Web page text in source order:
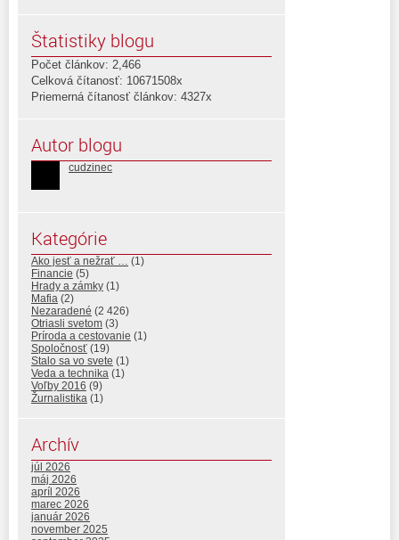
Štatistiky blogu
Počet článkov: 2,466
Celková čítanosť: 10671508x
Priemerná čítanosť článkov: 4327x
Autor blogu
cudzinec
Kategórie
Ako jesť a nežrať … (1)
Financie (5)
Hrady a zámky (1)
Mafia (2)
Nezaradené (2 426)
Otriasli svetom (3)
Príroda a cestovanie (1)
Spoločnosť (19)
Stalo sa vo svete (1)
Veda a technika (1)
Voľby 2016 (9)
Žurnalistika (1)
Archív
júl 2026
máj 2026
apríl 2026
marec 2026
január 2026
november 2025